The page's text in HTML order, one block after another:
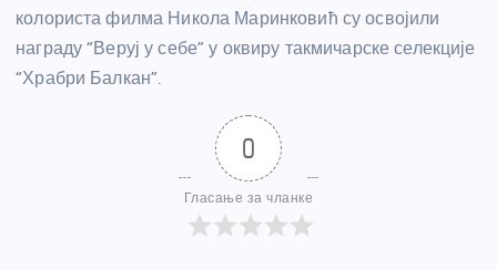
колориста филма Никола Маринковић су освојили
награду “Веруј у себе” у оквиру такмичарске селекције
“Храбри Балкан”.
0
Гласање за чланке